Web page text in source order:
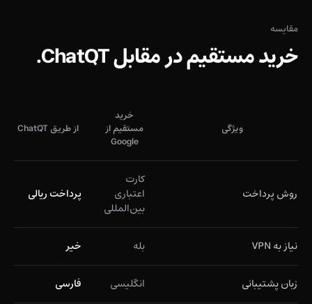
مقایسه
خرید مستقیم در مقابل ChatQT.
ویژگی
خرید
مستقیم از
Google
از طریق ChatQT
روش پرداخت
کارت
اعتباری
بین‌المللی
پرداخت ریالی
نیاز به VPN بله خیر
زبان پشتیبانی انگلیسی فارسی